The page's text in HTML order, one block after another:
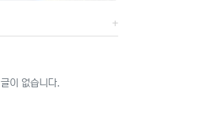
글이 없습니다.